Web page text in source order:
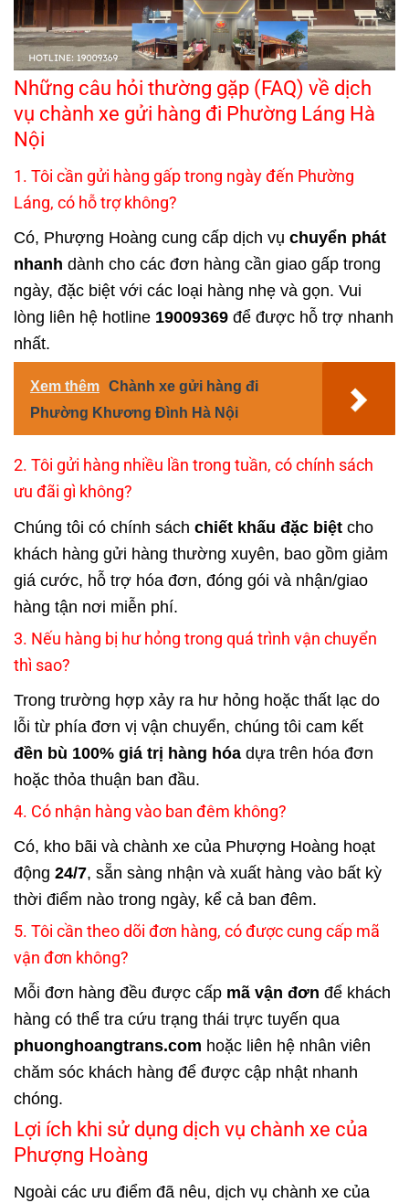
Những câu hỏi thường gặp (FAQ) về dịch
vụ chành xe gửi hàng đi Phường Láng Hà
Nội
1. Tôi cần gửi hàng gấp trong ngày đến Phường
Láng, có hỗ trợ không?
Có, Phượng Hoàng cung cấp dịch vụ chuyển phát
nhanh dành cho các đơn hàng cần giao gấp trong
ngày, đặc biệt với các loại hàng nhẹ và gọn. Vui
lòng liên hệ hotline 19009369 để được hỗ trợ nhanh
nhất.
Xem thêm Chành xe gửi hàng đi
Phường Khương Đình Hà Nội
2. Tôi gửi hàng nhiều lần trong tuần, có chính sách
ưu đãi gì không?
Chúng tôi có chính sách chiết khấu đặc biệt cho
khách hàng gửi hàng thường xuyên, bao gồm giảm
giá cước, hỗ trợ hóa đơn, đóng gói và nhận/giao
hàng tận nơi miễn phí.
3. Nếu hàng bị hư hỏng trong quá trình vận chuyển
thì sao?
Trong trường hợp xảy ra hư hỏng hoặc thất lạc do
lỗi từ phía đơn vị vận chuyển, chúng tôi cam kết
đền bù 100% giá trị hàng hóa dựa trên hóa đơn
hoặc thỏa thuận ban đầu.
4. Có nhận hàng vào ban đêm không?
Có, kho bãi và chành xe của Phượng Hoàng hoạt
động 24/7, sẵn sàng nhận và xuất hàng vào bất kỳ
thời điểm nào trong ngày, kể cả ban đêm.
5. Tôi cần theo dõi đơn hàng, có được cung cấp mã
vận đơn không?
Mỗi đơn hàng đều được cấp mã vận đơn để khách
hàng có thể tra cứu trạng thái trực tuyến qua
phuonghoangtrans.com hoặc liên hệ nhân viên
chăm sóc khách hàng để được cập nhật nhanh
chóng.
Lợi ích khi sử dụng dịch vụ chành xe của
Phượng Hoàng
Ngoài các ưu điểm đã nêu, dịch vụ chành xe của